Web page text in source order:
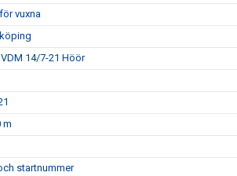
vuxna
14/7-21 Höör
m
startnummer